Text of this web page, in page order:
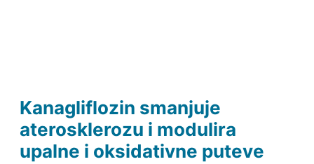
Kanagliflozin smanjuje
aterosklerozu i modulira
upalne i oksidativne puteve